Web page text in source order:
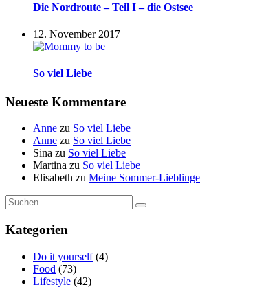
Die Nordroute – Teil I – die Ostsee
12. November 2017
So viel Liebe
Neueste Kommentare
Anne zu So viel Liebe
Anne zu So viel Liebe
Sina zu So viel Liebe
Martina zu So viel Liebe
Elisabeth zu Meine Sommer-Lieblinge
Suche
nach:
Suchen
Kategorien
Do it yourself (4)
Food (73)
Lifestyle (42)